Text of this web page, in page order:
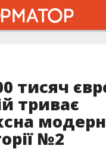
тисяч
триває
№2